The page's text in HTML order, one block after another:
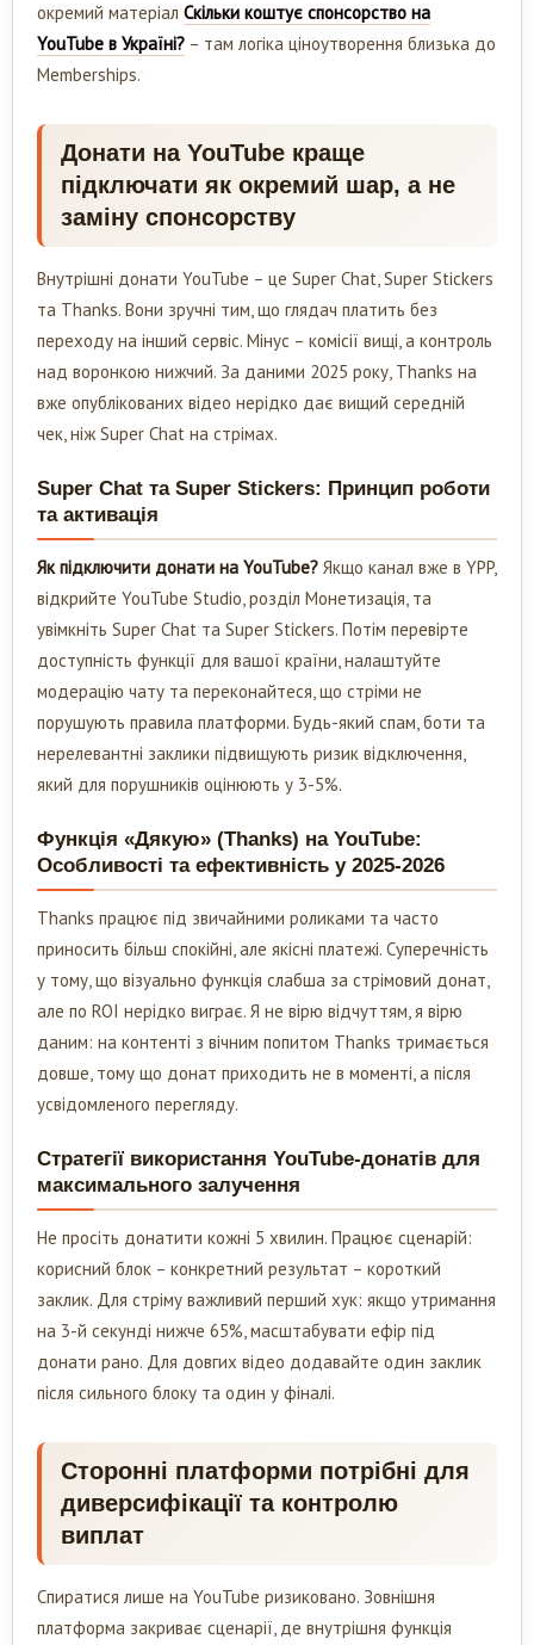
окремий матеріал Скільки коштує спонсорство на
YouTube в Україні? – там логіка ціноутворення близька до
Memberships.
Донати на YouTube краще
підключати як окремий шар, а не
заміну спонсорству
Внутрішні донати YouTube – це Super Chat, Super Stickers
та Thanks. Вони зручні тим, що глядач платить без
переходу на інший сервіс. Мінус – комісії вищі, а контроль
над воронкою нижчий. За даними 2025 року, Thanks на
вже опублікованих відео нерідко дає вищий середній
чек, ніж Super Chat на стрімах.
Super Chat та Super Stickers: Принцип роботи
та активація
Як підключити донати на YouTube? Якщо канал вже в YPP,
відкрийте YouTube Studio, розділ Монетизація, та
увімкніть Super Chat та Super Stickers. Потім перевірте
доступність функції для вашої країни, налаштуйте
модерацію чату та переконайтеся, що стріми не
порушують правила платформи. Будь-який спам, боти та
нерелевантні заклики підвищують ризик відключення,
який для порушників оцінюють у 3-5%.
Функція «Дякую» (Thanks) на YouTube:
Особливості та ефективність у 2025-2026
Thanks працює під звичайними роликами та часто
приносить більш спокійні, але якісні платежі. Суперечність
у тому, що візуально функція слабша за стрімовий донат,
але по ROI нерідко виграє. Я не вірю відчуттям, я вірю
даним: на контенті з вічним попитом Thanks тримається
довше, тому що донат приходить не в моменті, а після
усвідомленого перегляду.
Стратегії використання YouTube-донатів для
максимального залучення
Не просіть донатити кожні 5 хвилин. Працює сценарій:
корисний блок – конкретний результат – короткий
заклик. Для стріму важливий перший хук: якщо утримання
на 3-й секунді нижче 65%, масштабувати ефір під
донати рано. Для довгих відео додавайте один заклик
після сильного блоку та один у фіналі.
Сторонні платформи потрібні для
диверсифікації та контролю
виплат
Спиратися лише на YouTube ризиковано. Зовнішня
платформа закриває сценарії, де внутрішня функція